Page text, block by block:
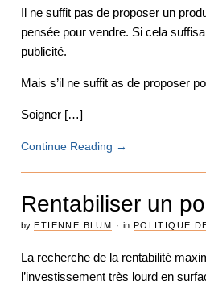
Il ne suffit pas de proposer un
pensée pour vendre. Si cela
publicité.
Mais s’il ne suffit as de proposer
Soigner […]
Continue Reading →
Rentabiliser un
by ETIENNE BLUM ·in POLITIQUE
La recherche de la rentabilité
l’investissement très lourd en